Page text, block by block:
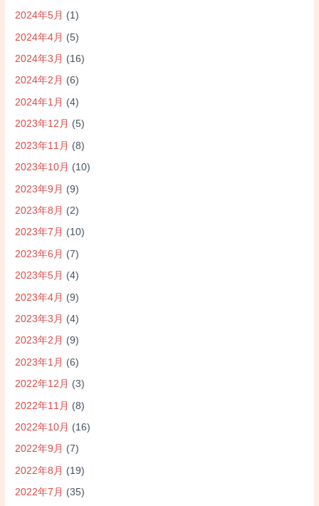
2024年5月 (1)
2024年4月 (5)
2024年3月 (16)
2024年2月 (6)
2024年1月 (4)
2023年12月 (5)
2023年11月 (8)
2023年10月 (10)
2023年9月 (9)
2023年8月 (2)
2023年7月 (10)
2023年6月 (7)
2023年5月 (4)
2023年4月 (9)
2023年3月 (4)
2023年2月 (9)
2023年1月 (6)
2022年12月 (3)
2022年11月 (8)
2022年10月 (16)
2022年9月 (7)
2022年8月 (19)
2022年7月 (35)